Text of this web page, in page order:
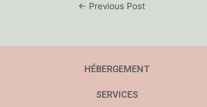
← Previous Post
HÉBERGEMENT
SERVICES